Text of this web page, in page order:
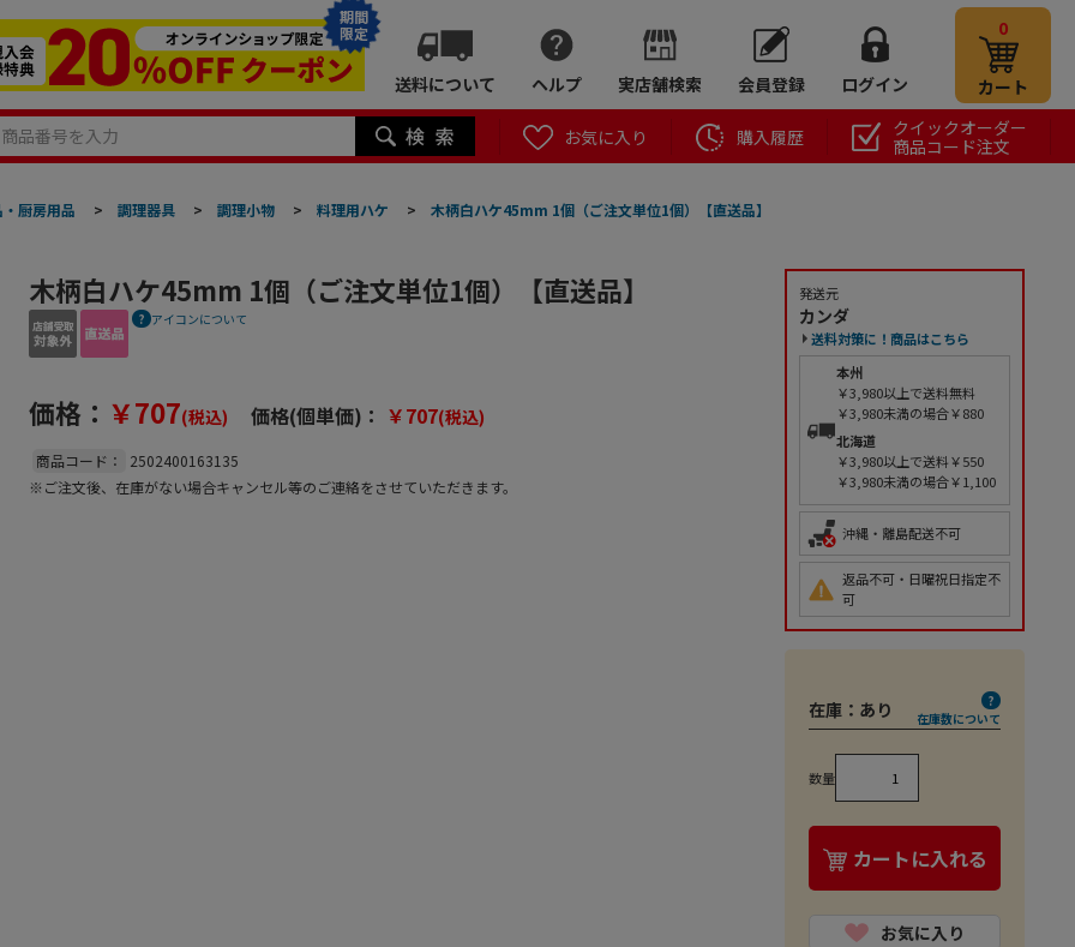
期間
限定
送料について ヘルプ 実店舗検索 会員登録 ログイン
0
カート
お気に入り 購入履歴
クイックオーダー
商品コード注文
厨房用品 > 調理器具 > 調理小物 > 料理用ハケ > 木柄白ハケ45mm 1個（ご注文単位1個）【直送品】
木柄白ハケ45mm 1個（ご注文単位1個）【直送品】
アイコンについて
価格： ￥707(税込) 価格(個単価)： ￥707(税込)
商品コード：
2502400163135
※ご注文後、在庫がない場合キャンセル等のご連絡をさせていただきます。
発送元
カンダ
送料対策に！商品はこちら
本州
￥3,980以上で送料無料
￥3,980未満の場合￥880
北海道
￥3,980以上で送料￥550
￥3,980未満の場合￥1,100
沖縄・離島配送不可
返品不可・日曜祝日指定不
可
在庫： あり 在庫数について
数量
カートに入れる
お気に入り